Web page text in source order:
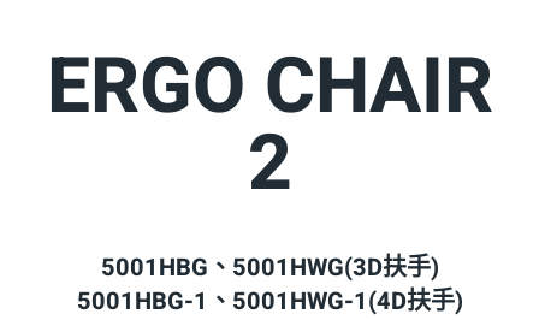
ERGO CHAIR
2
5001HBG、5001HWG(3D扶手)
5001HBG-1、5001HWG-1(4D扶手)